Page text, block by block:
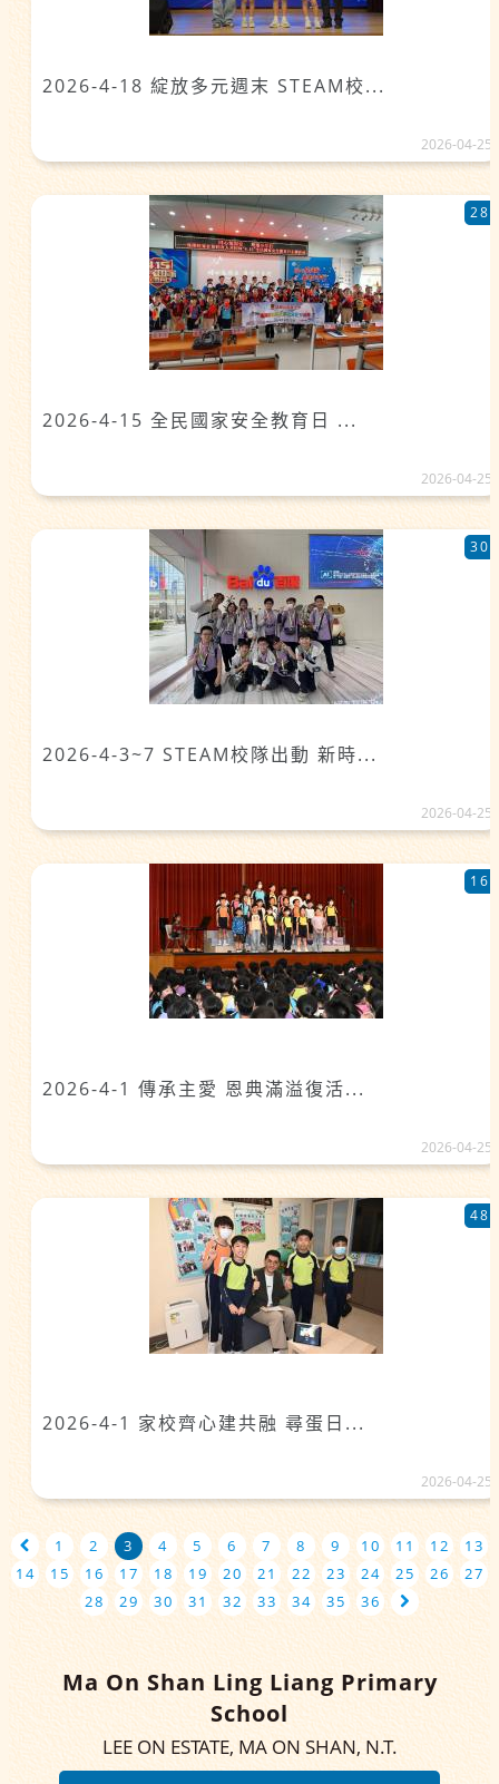
2026-4-18 綻放多元週末 STEAM校...
2026-04-25
2026-4-15 全民國家安全教育日 ...
28
2026-04-25
2026-4-3~7 STEAM校隊出動 新時...
30
2026-04-25
2026-4-1 傳承主愛 恩典滿溢復活...
16
2026-04-25
2026-4-1 家校齊心建共融 尋蛋日...
48
2026-04-25
1 2 3 4 5 6 7 8 9 10 11 12
13
14
15 16 17 18 19 20 21 22 23 24 25 26
27
28
29 30 31 32 33 34 35 36
Ma On Shan Ling Liang Primary
School
LEE ON ESTATE, MA ON SHAN, N.T.